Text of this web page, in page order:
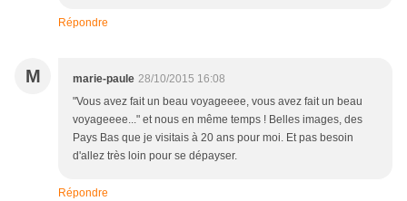
Répondre
M marie-paule 28/10/2015 16:08
"Vous avez fait un beau voyageeee, vous avez fait un beau
voyageeee..." et nous en même temps ! Belles images, des
Pays Bas que je visitais à 20 ans pour moi. Et pas besoin
d'allez très loin pour se dépayser.
Répondre